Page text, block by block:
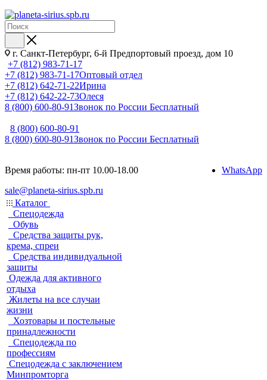
г. Санкт-Петербург, 6-й Предпортовый проезд, дом 10
+7 (812) 983-71-17
+7 (812) 983-71-17Оптовый отдел
+7 (812) 642-71-22Ирина
+7 (812) 642-22-73Олеся
8 (800) 600-80-91Звонок по России Бесплатный
8 (800) 600-80-91
8 (800) 600-80-91Звонок по России Бесплатный
Время работы: пн-пт 10.00-18.00
sale@planeta-sirius.spb.ru
WhatsApp
Каталог
Спецодежда
Обувь
Средства защиты рук,
крема, спреи
Средства индивидуальной
защиты
Одежда для активного
отдыха
Жилеты на все случаи
жизни
Хозтовары и постельные
принадлежности
Спецодежда по
профессиям
Спецодежда с заключением
Минпромторга